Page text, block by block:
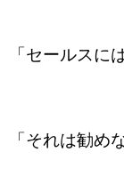
「セールスに
「それは勧め